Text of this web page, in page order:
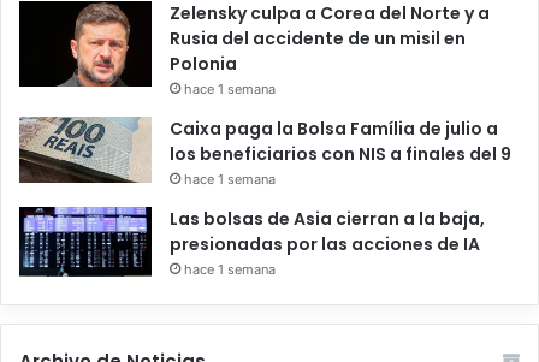
Zelensky culpa a Corea del Norte y a
Rusia del accidente de un misil en
Polonia
hace 1 semana
Caixa paga la Bolsa Família de julio a
los beneficiarios con NIS a finales del 9
hace 1 semana
Las bolsas de Asia cierran a la baja,
presionadas por las acciones de IA
hace 1 semana